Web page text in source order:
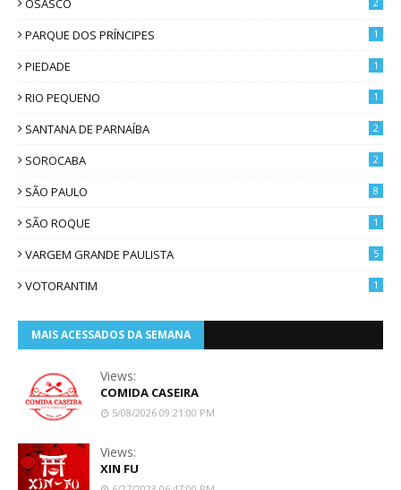
OSASCO
PARQUE DOS PRÍNCIPES 1
PIEDADE 1
RIO PEQUENO 1
SANTANA DE PARNAÍBA 2
SOROCABA 2
SÃO PAULO 8
SÃO ROQUE 1
VARGEM GRANDE PAULISTA 5
VOTORANTIM 1
MAIS ACESSADOS DA SEMANA
Views:
COMIDA CASEIRA
5/08/2026 09:21:00 PM
Views:
XIN FU